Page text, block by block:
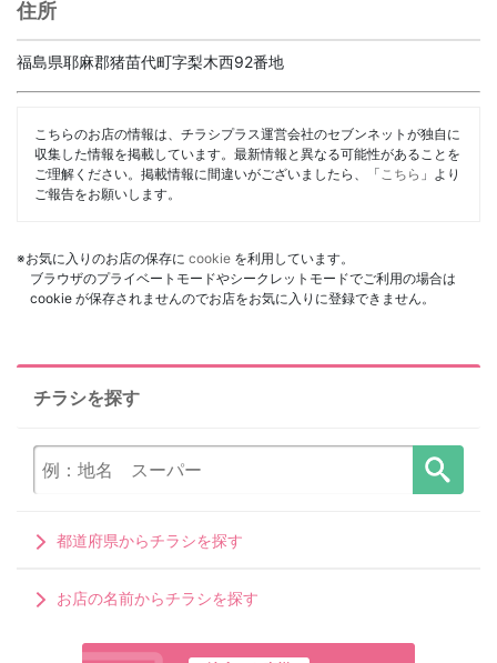
住所
福島県耶麻郡猪苗代町字梨木西92番地
こちらのお店の情報は、チラシプラス運営会社のセブンネットが独自に
収集した情報を掲載しています。最新情報と異なる可能性があることを
ご理解ください。掲載情報に間違いがございましたら、「 こちら 」より
ご報告をお願いします。
※お気に入りのお店の保存に cookie を利用しています。
ブラウザのプライベートモードやシークレットモードでご利用の場合は
cookie が保存されませんのでお店をお気に入りに登録できません。
チラシを探す
都道府県からチラシを探す
お店の名前からチラシを探す